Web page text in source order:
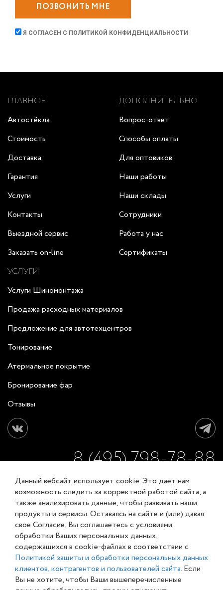
Данный вебсайт использует cookie. Это дает нам
возможность следить за корректной работой сайта, а
также анализировать данные, чтобы развивать наши
продукты и сервисы. Оставаясь на сайте и (или) давая
свое Согласие, Вы соглашаетесь с условиями
обработки Ваших персональных данных,
содержащихся в cookie-файлах в соответствии с
Политикой защиты и обработки персональных данных
клиентов, контрагентов и пользователей сайта. Если
Вы не хотите, чтобы Ваши вышеперечисленные
ПОЗВОНИТЬ МНЕ
Я СОГЛАСЕН С ПОЛИТИКОЙ КОНФИДЕНЦИАЛЬНОСТИ
ГЛАВНОЕ
Автостёкла
Стоимость
Доставка
Гарантия
Услуги
Контакты
Выездной сервис
Заказать on-line
ДОПОЛНИТЕЛЬНО
Вопрос-ответ
Способы оплаты
Для оптовиков
Наши работы
Наши склады
Сотрудники
Работа у нас
Сертификаты
УСЛУГИ
Услуги Шиномонтажа
Продажа расходных материалов
Предложение для автотехцентров
Тонирование
Атермальное покрытие
Бронирование фар
Отзывы
8 (495) 798-78-88
ЗАКАЗАТЬ ОБРАТНЫЙ ЗВОНОК
Соглашение об обработке персональных данных
© XL-Groupp 2007-2026